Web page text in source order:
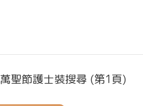
萬聖節護士裝搜尋 (第1頁)